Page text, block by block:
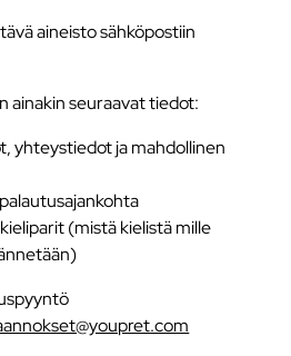
aineisto sähköpostiin
ainakin seuraavat tiedot:
yhteystiedot ja mahdollinen
(mistä kielistä mille